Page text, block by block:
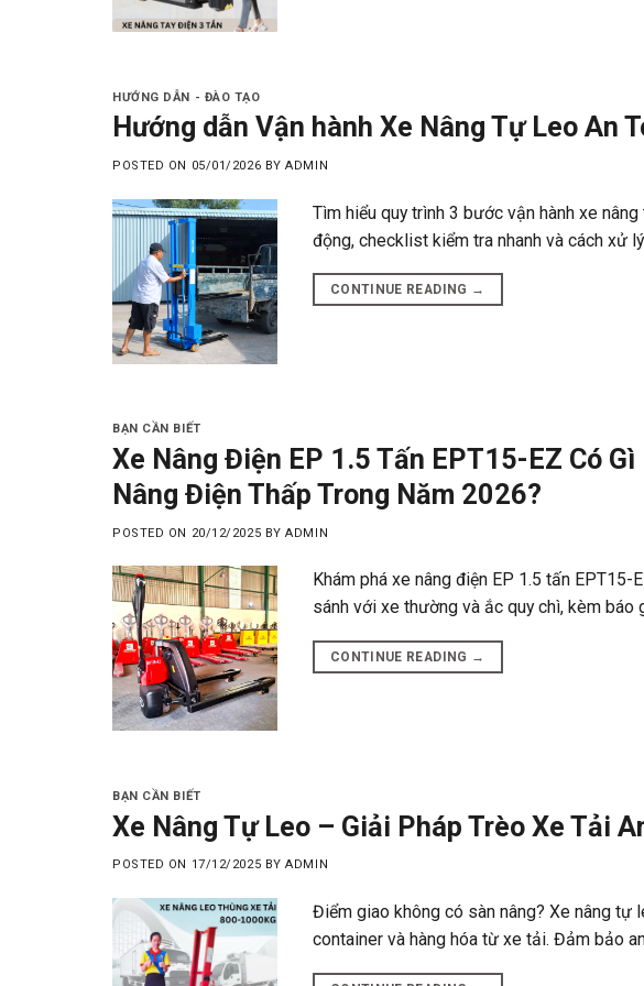
HƯỚNG DẪN - ĐÀO TẠO
Hướng dẫn Vận hành Xe Nâng Tự Leo An
POSTED ON 05/01/2026 BYADMIN
Tìm hiểu quy trình 3 bước vận hành xe
động, checklist kiểm tra nhanh và cách xử
CONTINUE READING →
BẠN CẦN BIẾT
Xe Nâng Điện EP 1.5 Tấn EPT15-EZ Có
Nâng Điện Thấp Trong Năm 2026?
POSTED ON 20/12/2025 BYADMIN
Khám phá xe nâng điện EP 1.5 tấn EPT15-
sánh với xe thường và ắc quy chì, kèm báo
CONTINUE READING →
BẠN CẦN BIẾT
Xe Nâng Tự Leo – Giải Pháp Trèo Xe Tải
POSTED ON 17/12/2025 BYADMIN
Điểm giao không có sàn nâng? Xe nâng
container và hàng hóa từ xe tải. Đảm bảo